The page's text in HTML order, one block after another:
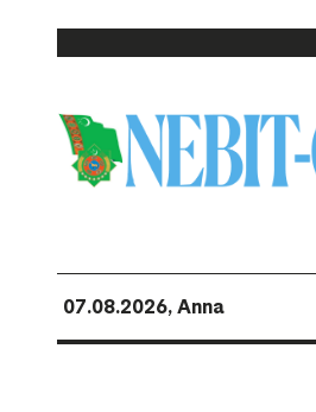
07.08.2026, Anna